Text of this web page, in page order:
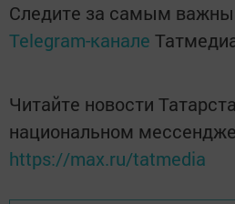
Следите за самым
Telegram-канале
Читайте новости
национальном
https://max.ru/tatmedia